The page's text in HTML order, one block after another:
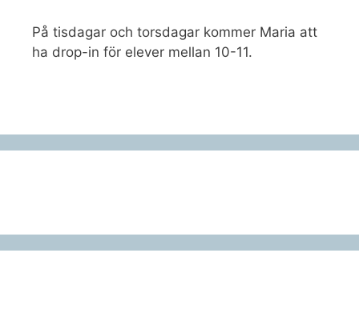
På tisdagar och torsdagar kommer Maria att
ha drop-in för elever mellan 10-11.